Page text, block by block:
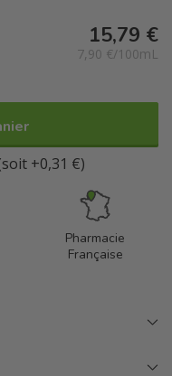
issus de l'Agriculture
sont issus de l'Agriculture
Greenlife selon le
15,79 €
7,90 €/100mL
+0,31 €)
Pharmacie
Française